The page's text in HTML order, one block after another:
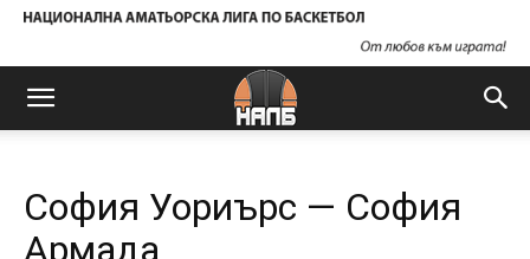
София Уориърс — София
Армада